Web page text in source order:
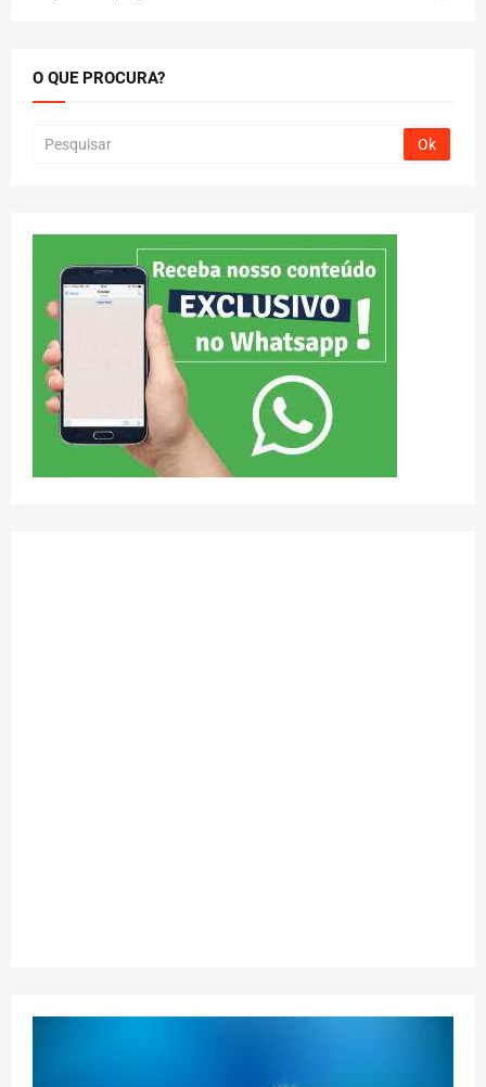
O QUE PROCURA?